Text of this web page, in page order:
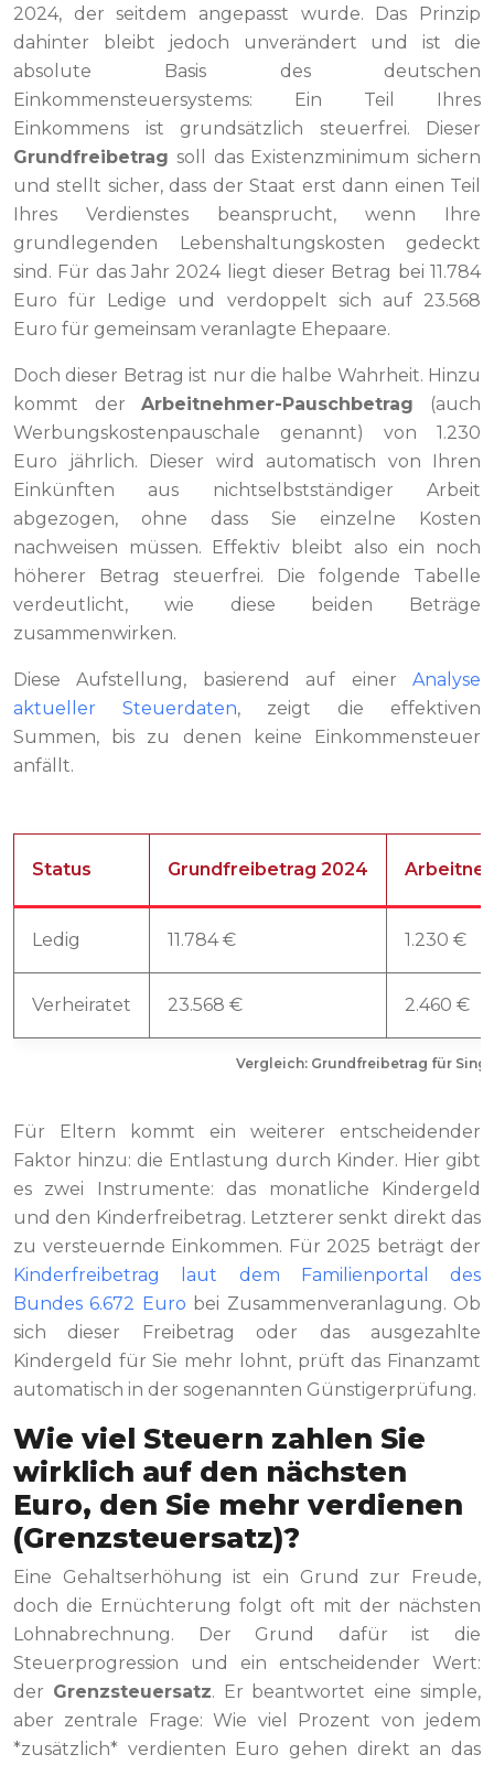
2024, der seitdem angepasst wurde. Das Prinzip
dahinter bleibt jedoch unverändert und ist die
absolute Basis des deutschen
Einkommensteuersystems: Ein Teil Ihres
Einkommens ist grundsätzlich steuerfrei. Dieser
Grundfreibetrag soll das Existenzminimum sichern
und stellt sicher, dass der Staat erst dann einen Teil
Ihres Verdienstes beansprucht, wenn Ihre
grundlegenden Lebenshaltungskosten gedeckt
sind. Für das Jahr 2024 liegt dieser Betrag bei 11.784
Euro für Ledige und verdoppelt sich auf 23.568
Euro für gemeinsam veranlagte Ehepaare.
Doch dieser Betrag ist nur die halbe Wahrheit. Hinzu
kommt derArbeitnehmer-Pauschbetrag (auch
Werbungskostenpauschale genannt) von 1.230
Euro jährlich. Dieser wird automatisch von Ihren
Einkünften aus nichtselbstständiger Arbeit
abgezogen, ohne dass Sie einzelne Kosten
nachweisen müssen. Effektiv bleibt also ein noch
höherer Betrag steuerfrei. Die folgende Tabelle
verdeutlicht, wie diese beiden Beträge
zusammenwirken.
Diese Aufstellung, basierend auf einer Analyse
aktueller Steuerdaten, zeigt die effektiven
Summen, bis zu denen keine Einkommensteuer
anfällt.
Vergleich: Grundfreibetrag für
Status Grundfreibetrag 2024
Ledig 11.784 € 1.230 €
Verheiratet 23.568 € 2.460 €
Für Eltern kommt ein weiterer entscheidender
Faktor hinzu: die Entlastung durch Kinder. Hier gibt
es zwei Instrumente: das monatliche Kindergeld
und den Kinderfreibetrag. Letzterer senkt direkt das
zu versteuernde Einkommen. Für 2025 beträgt der
Kinderfreibetrag laut dem Familienportal des
Bundes 6.672 Euro bei Zusammenveranlagung. Ob
sich dieser Freibetrag oder das ausgezahlte
Kindergeld für Sie mehr lohnt, prüft das Finanzamt
automatisch in der sogenannten Günstigerprüfung.
Wie viel Steuern zahlen Sie
wirklich auf den nächsten
Euro, den Sie mehr verdienen
(Grenzsteuersatz)?
Eine Gehaltserhöhung ist ein Grund zur Freude,
doch die Ernüchterung folgt oft mit der nächsten
Lohnabrechnung. Der Grund dafür ist die
Steuerprogression und ein entscheidender Wert:
der Grenzsteuersatz. Er beantwortet eine simple,
aber zentrale Frage: Wie viel Prozent von jedem
*zusätzlich* verdienten Euro gehen direkt an das